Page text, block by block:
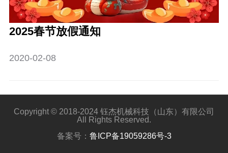
2025春节放假通知
2020-02-08
Copyright © 2018-2024 钰杰机械科技（山东）有限公司
All Rights Reserved.
备案号： 鲁ICP备19059286号-3